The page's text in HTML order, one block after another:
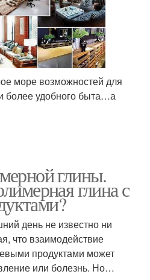
море возможностей для
более удобного быта…а
глины.
глина с
день не известно ни
что взаимодействие
продуктами может
или болезнь. Но…